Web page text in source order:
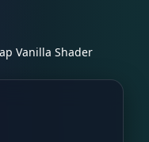
Vanilla Shader